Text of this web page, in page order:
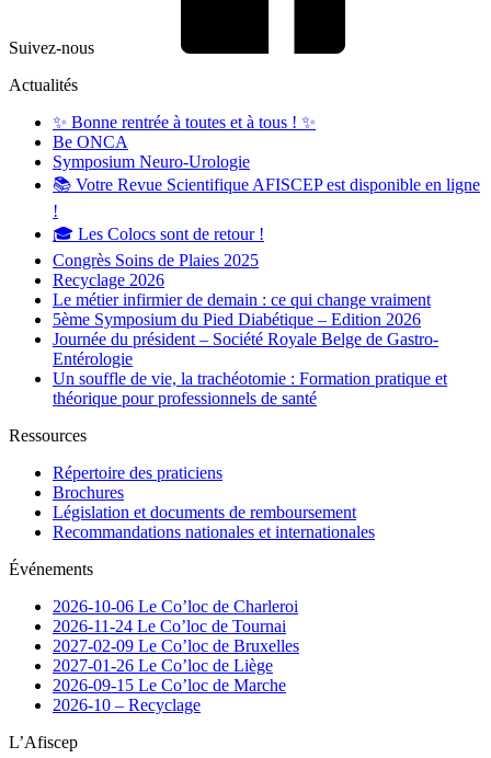
Suivez-nous
Actualités
✨ Bonne rentrée à toutes et à tous ! ✨
Be ONCA
Symposium Neuro-Urologie
📚 Votre Revue Scientifique AFISCEP est disponible en ligne
!
🎓 Les Colocs sont de retour !
Congrès Soins de Plaies 2025
Recyclage 2026
Le métier infirmier de demain : ce qui change vraiment
5ème Symposium du Pied Diabétique – Edition 2026
Journée du président – Société Royale Belge de Gastro-
Entérologie
Un souffle de vie, la trachéotomie : Formation pratique et
théorique pour professionnels de santé
Ressources
Répertoire des praticiens
Brochures
Législation et documents de remboursement
Recommandations nationales et internationales
Événements
2026-10-06 Le Co’loc de Charleroi
2026-11-24 Le Co’loc de Tournai
2027-02-09 Le Co’loc de Bruxelles
2027-01-26 Le Co’loc de Liège
2026-09-15 Le Co’loc de Marche
2026-10 – Recyclage
L’Afiscep